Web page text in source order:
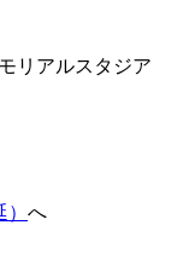
リアルスタジア
へ